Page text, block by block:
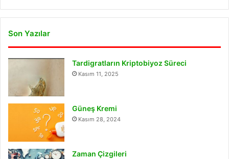
Son Yazılar
Tardigratların Kriptobiyoz Süreci
Kasım 11, 2025
Güneş Kremi
Kasım 28, 2024
Zaman Çizgileri